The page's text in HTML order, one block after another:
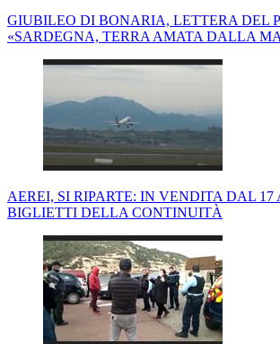
GIUBILEO DI BONARIA, LETTERA DEL
«SARDEGNA, TERRA AMATA DALLA
AEREI, SI RIPARTE: IN VENDITA DAL 17
BIGLIETTI DELLA CONTINUITÀ